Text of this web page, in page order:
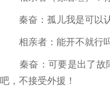
秦奋：孤儿我是可以认
相亲者：能开不就行
秦奋：可要是出了故障
吧，不接受外援！